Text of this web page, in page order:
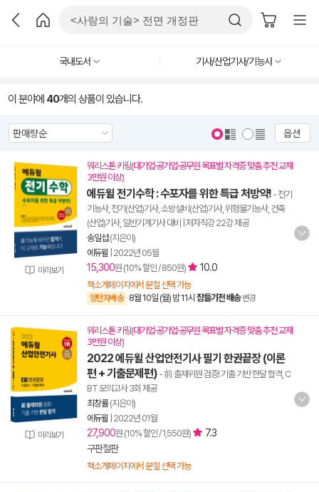
국내도서 기사/산업기사/기능사
이 분야에 40개의 상품이 있습니다.
옵션
미리보기
워리스톤 키링(대기업·공기업·공무원 목표별 자격증 맞춤 추천 교재
3만원 이상)
에듀윌 전기수학 : 수포자를 위한 특급 처방약! - 전기
기능사, 전기(산업)기사, 소방설비(산업)기사, 위험물기능사, 건축
(산업)기사, 일반기계기사 대비 | 저자직강 22강 제공
송일섭(지은이)
에듀윌 2022년 05월
15,300원 (10% 할인 / 850원) 10.0
책소개페이지에서 분철 선택 가능
양탄자배송 8월 10일 (월) 밤 11시 잠들기전 배송 변경
미리보기
워리스톤 키링(대기업·공기업·공무원 목표별 자격증 맞춤 추천 교재
3만원 이상)
2022 에듀윌 산업안전기사 필기 한권끝장 (이론
편 + 기출문제편) - 前 출제위원 검증! 기출 기반 한달 합격, C
BT 모의고사 3회 제공
최창률(지은이)
에듀윌 2022년 01월
27,900원 (10% 할인 / 1,550원)
7.3
구판절판
책소개페이지에서 분철 선택 가능